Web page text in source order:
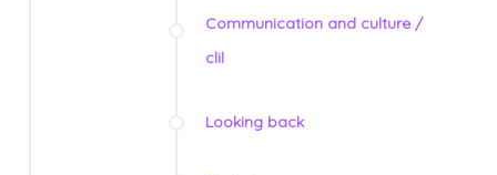
Communication and culture /
clil
Looking back